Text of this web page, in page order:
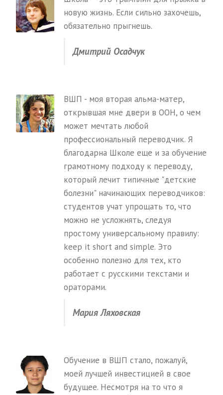
новую жизнь. Если сильно захочешь,
обязательно прыгнешь.
Дмитрий Осадчук
ВШП - моя вторая альма-матер,
открывшая мне двери в ООН, о чем
может мечтать любой
профессиональный переводчик. Я
благодарна Школе еще и за обучение
грамотному подходу к переводу,
который лечит типичные "детские
болезни" начинающих переводчиков:
студентов учат упрощать то, что
можно не усложнять, следуя
простому универсальному правилу:
keep it short and simple. Это
особенно полезно для тех, кто
работает с русскими текстами и
ораторами.
Мария Ляховская
Обучение в ВШП стало, пожалуй,
моей лучшей инвестицией в свое
будущее. Несмотря на то что я